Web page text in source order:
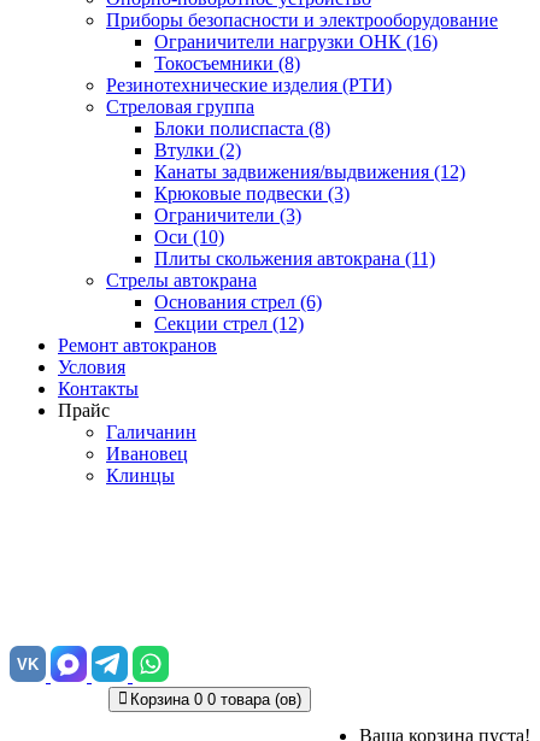
Приборы безопасности и электрооборудование
Ограничители нагрузки ОНК (16)
Токосъемники (8)
Резинотехнические изделия (РТИ)
Стреловая группа
Блоки полиспаста (8)
Втулки (2)
Канаты задвижения/выдвижения (12)
Крюковые подвески (3)
Ограничители (3)
Оси (10)
Плиты скольжения автокрана (11)
Стрелы автокрана
Основания стрел (6)
Секции стрел (12)
Ремонт автокранов
Условия
Контакты
Прайс
Галичанин
Ивановец
Клинцы
VK
Корзина 0 0 товара (ов)
Ваша корзина пуста!